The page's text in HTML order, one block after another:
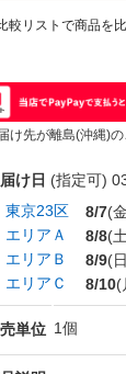
較リストで商品を
け先が離島(沖縄)
け日 (指定可)
東京23区 8/7(
エリアＡ 8/8(
エリアＢ 8/9(
エリアＣ 8/10(
単位 1個